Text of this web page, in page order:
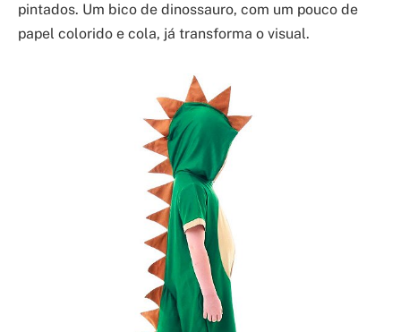
pintados. Um bico de dinossauro, com um pouco de
papel colorido e cola, já transforma o visual.